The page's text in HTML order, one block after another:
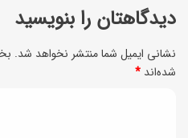
ر
ا
ب
دیدگاهتان را بنویسید
نشانی ایمیل شما منتشر نخواهد شد.
شده‌اند *